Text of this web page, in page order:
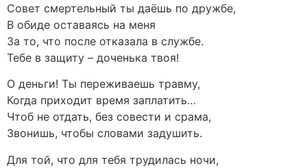
Совет смертельный ты даёшь по дружбе,
В обиде оставаясь на меня
За то, что после отказала в службе.
Тебе в защиту – доченька твоя!
О деньги! Ты переживаешь травму,
Когда приходит время заплатить…
Чтоб не отдать, без совести и срама,
Звонишь, чтобы словами задушить.
Для той, что для тебя трудилась ночи,